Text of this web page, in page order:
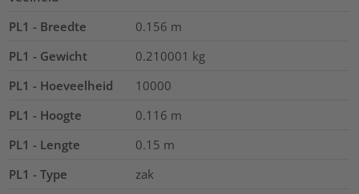
PL1 - Breedte 0.156 m
PL1 - Gewicht
0.210001 kg
PL1 - Hoeveelheid
10000
PL1 - Hoogte
0.116 m
PL1 - Lengte
0.15 m
PL1 - Type
zak